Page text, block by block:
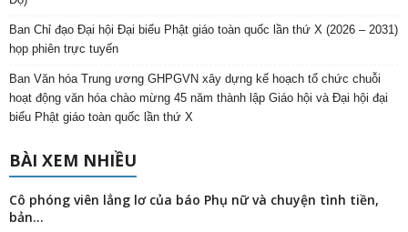
Ban Chỉ đạo Đại hội Đại biểu Phật giáo toàn quốc lần thứ X (2026 – 2031)
họp phiên trực tuyến
Ban Văn hóa Trung ương GHPGVN xây dựng kế hoạch tổ chức chuỗi
hoạt động văn hóa chào mừng 45 năm thành lập Giáo hội và Đại hội đại
biểu Phật giáo toàn quốc lần thứ X
BÀI XEM NHIỀU
Cô phóng viên lẳng lơ của báo Phụ nữ và chuyện tình tiền,
bản...